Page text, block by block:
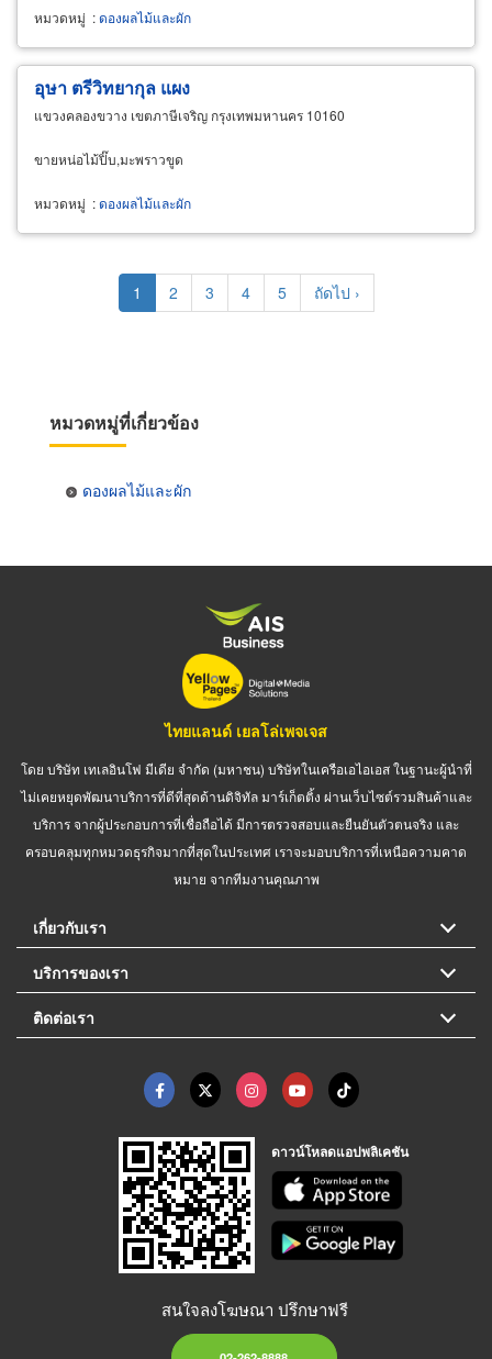
หมวดหมู่ :ดองผลไม้และผัก
อุษา ตรีวิทยากุล แผง
แขวงคลองขวาง เขตภาษีเจริญ กรุงเทพมหานคร 10160
ขายหน่อไม้ปิ๊บ,มะพราวขูด
หมวดหมู่ :ดองผลไม้และผัก
Pagination Current
page
1 Page
2 Page
3 Page
4 Page
5
Next
page
ถัดไป ›
หมวดหมู่ที่เกี่ยวข้อง
ดองผลไม้และผัก
ไทยแลนด์ เยลโล่เพจเจส
โดย บริษัท เทเลอินโฟ มีเดีย จำกัด (มหาชน) บริษัทในเครือเอไอเอส ในฐานะผู้นำที่
ไม่เคยหยุดพัฒนาบริการที่ดีที่สุดด้านดิจิทัล มาร์เก็ตติ้ง ผ่านเว็บไซต์รวมสินค้าและ
บริการ จากผู้ประกอบการที่เชื่อถือได้ มีการตรวจสอบและยืนยันตัวตนจริง และ
ครอบคลุมทุกหมวดธุรกิจมากที่สุดในประเทศ เราจะมอบบริการที่เหนือความคาด
หมาย จากทีมงานคุณภาพ
เกี่ยวกับเรา
บริการของเรา
ติดต่อเรา
ดาวน์โหลดแอปพลิเคชัน
สนใจลงโฆษณา ปรึกษาฟรี